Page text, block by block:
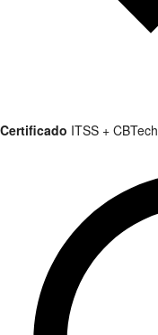
Certificado ITSS + CBTech